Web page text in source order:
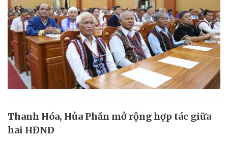
Thanh Hóa, Hủa Phăn mở rộng hợp tác giữa
hai HĐND